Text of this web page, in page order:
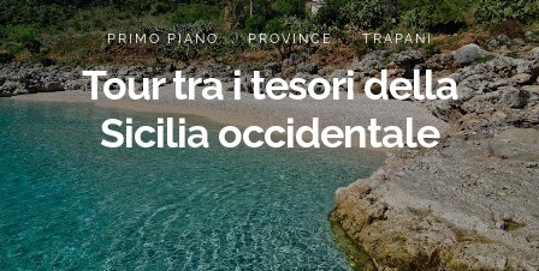
PRIMO PIANO.PROVINCE.TRAPANI
Tour tra i tesori della
Sicilia occidentale